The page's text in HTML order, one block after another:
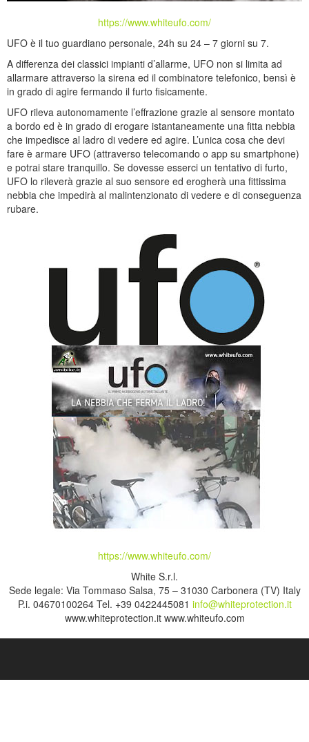
https://www.whiteufo.com/
UFO è il tuo guardiano personale, 24h su 24 – 7 giorni su 7.
A differenza dei classici impianti d’allarme, UFO non si limita ad
allarmare attraverso la sirena ed il combinatore telefonico, bensì è
in grado di agire fermando il furto fisicamente.
UFO rileva autonomamente l’effrazione grazie al sensore montato
a bordo ed è in grado di erogare istantaneamente una fitta nebbia
che impedisce al ladro di vedere ed agire. L’unica cosa che devi
fare è armare UFO (attraverso telecomando o app su smartphone)
e potrai stare tranquillo. Se dovesse esserci un tentativo di furto,
UFO lo rileverà grazie al suo sensore ed erogherà una fittissima
nebbia che impedirà al malintenzionato di vedere e di conseguenza
rubare.
https://www.whiteufo.com/
White S.r.l.
Sede legale: Via Tommaso Salsa, 75 – 31030 Carbonera (TV) Italy
P.i. 04670100264 Tel. +39 0422445081 info@whiteprotection.it
www.whiteprotection.it www.whiteufo.com